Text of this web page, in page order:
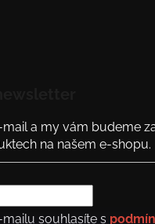
a my vám budeme
na našem e-shopu.
souhlasíte s